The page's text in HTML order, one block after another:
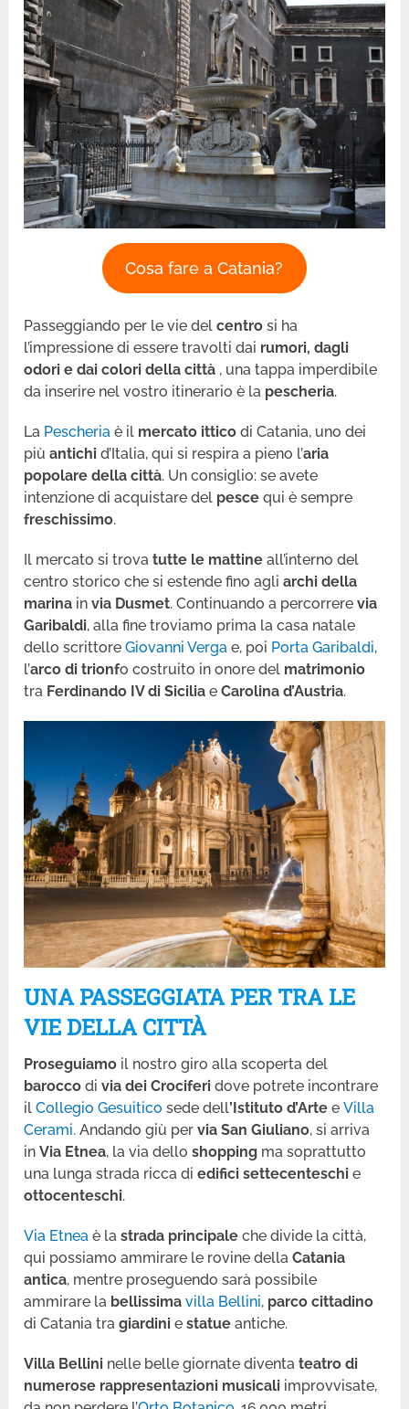
Cosa fare a Catania?
Passeggiando per le vie delcentrosi ha
l’impressione di essere travolti dai rumori, dagli
odori e dai colori della città , una tappa imperdibile
da inserire nel vostro itinerario è la pescheria.
La Pescheria è il mercato itticodi Catania, uno dei
piùantichi d’Italia, qui si respira a pieno l’aria
popolare della città. Un consiglio: se avete
intenzione di acquistare del pescequi è sempre
freschissimo.
Il mercato si trovatutte le mattine all’interno del
centro storico che si estende fino agliarchi della
marina invia Dusmet. Continuando a percorrere via
Garibaldi, alla fine troviamo prima la casa natale
dello scrittoreGiovanni Verga e, poi Porta Garibaldi,
l’arco di trionfo costruito in onore del matrimonio
tra Ferdinando IV di Sicilia eCarolina d’Austria.
UNA PASSEGGIATA PER TRA LE
VIE DELLA CITTÀ
Proseguiamo il nostro giro alla scoperta del
baroccodi via dei Crociferi dove potrete incontrare
ilCollegio Gesuitico sede dell’Istituto d’Arte e Villa
Cerami. Andando giù pervia San Giuliano, si arriva
inVia Etnea, la via dello shopping ma soprattutto
una lunga strada ricca diedifici settecenteschie
ottocenteschi.
Via Etnea è lastrada principale che divide la città,
qui possiamo ammirare le rovine dellaCatania
antica, mentre proseguendo sarà possibile
ammirare la bellissima villa Bellini, parco cittadino
di Catania tragiardini e statue antiche.
Villa Bellini nelle belle giornate diventateatro di
numerose rappresentazioni musicali improvvisate,